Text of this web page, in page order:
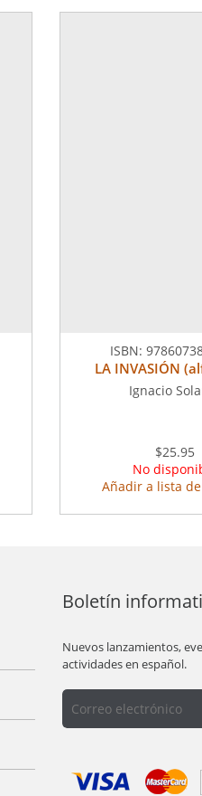
ISBN:
LA INVASIÓN
Ignacio
$25.95
No
Añadir a lista
Boletín
Nuevos lanzamientos,
actividades en español.